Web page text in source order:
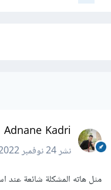
Adnane Kadri
نشر24 نوفمبر 2022
مثل هاته المشكلة شائعة عند